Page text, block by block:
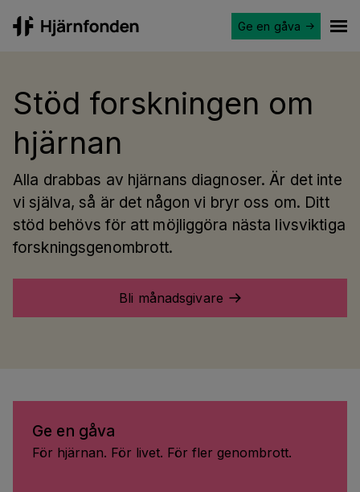
Ge en gåva
Stöd forskningen om
hjärnan
Alla drabbas av hjärnans diagnoser. Är det inte
vi själva, så är det någon vi bryr oss om. Ditt
stöd behövs för att möjliggöra nästa livsviktiga
forskningsgenombrott.
Bli månadsgivare
Ge en gåva
För hjärnan. För livet. För fler genombrott.